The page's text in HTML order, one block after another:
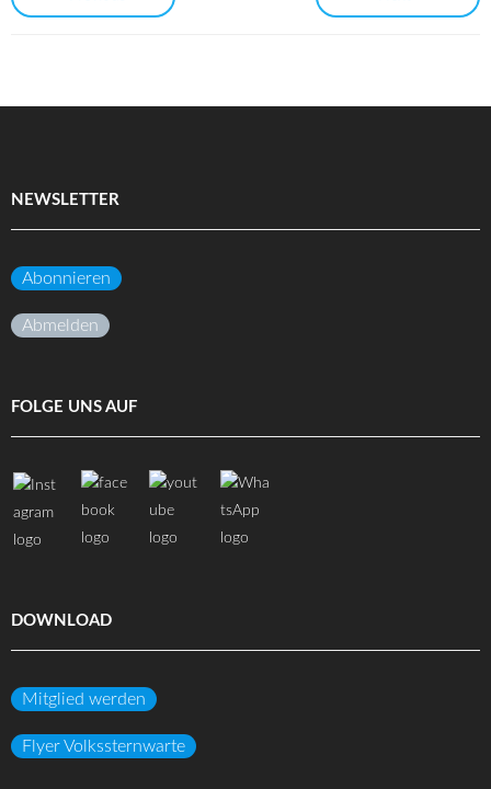
NEWSLETTER
Abonnieren
Abmelden
FOLGE UNS AUF
DOWNLOAD
Mitglied werden
Flyer Volkssternwarte